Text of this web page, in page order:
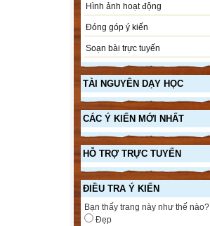
Hình ảnh hoạt động
Đóng góp ý kiến
Soạn bài trực tuyến
TÀI NGUYÊN DẠY HỌC
CÁC Ý KIẾN MỚI NHẤT
HỖ TRỢ TRỰC TUYẾN
ĐIỀU TRA Ý KIẾN
Bạn thấy trang này như thế nào?
Đẹp